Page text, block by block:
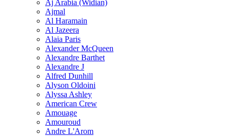
Aj Arabia (Widian)
Ajmal
Al Haramain
Al Jazeera
Alaia Paris
Alexander McQueen
Alexandre Barthet
Alexandre J
Alfred Dunhill
Alyson Oldoini
Alyssa Ashley
American Crew
Amouage
Amouroud
Andre L'Arom